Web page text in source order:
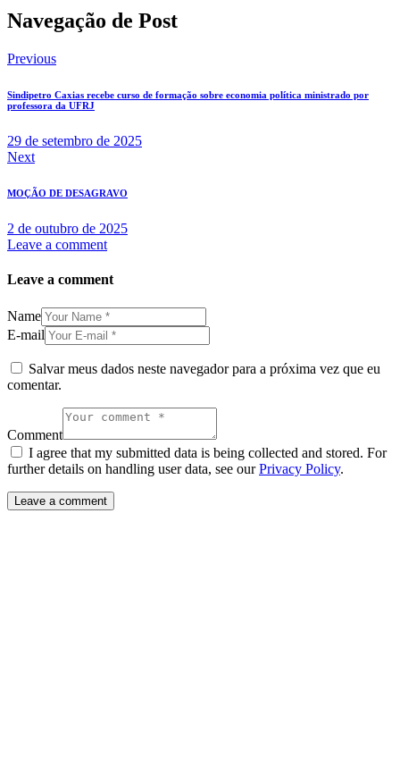
Navegação de Post
Previous
Sindipetro Caxias recebe curso de formação sobre economia política ministrado por
professora da UFRJ
29 de setembro de 2025
Next
MOÇÃO DE DESAGRAVO
2 de outubro de 2025
Leave a comment
Leave a comment
Name
E-mail
Salvar meus dados neste navegador para a próxima vez que eu
comentar.
Comment
I agree that my submitted data is being collected and stored. For
further details on handling user data, see ourPrivacy Policy.